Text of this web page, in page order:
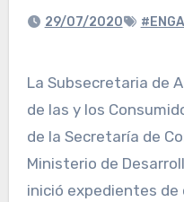
29/07/2020
La Subsecretaria de Acciones para la Defensa
de las y los
de la Secretaría de
Ministerio de
inició expedientes de